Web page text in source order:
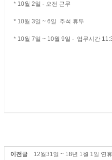
* 10월 2일 - 오전 근무
* 10월 3일 ~ 6일 추석 휴무
* 10월 7일 ~ 10월 9일 - 업무시간
이전글 12월31일 ~ 18년 1월 1일 연